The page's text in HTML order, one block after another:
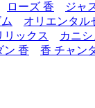
ローズ 香 ジャ
オリエンタル
リックス カニシ
ン 香 香 チャン